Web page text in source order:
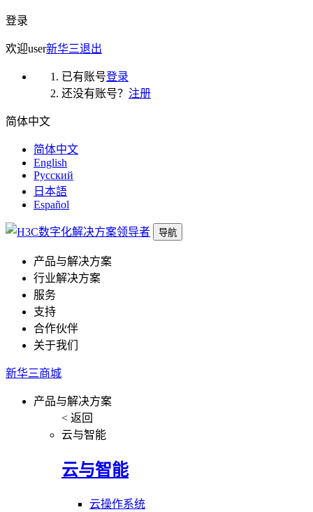
登录
欢迎user新华三退出
已有账号登录
还没有账号？ 注册
简体中文
简体中文
English
Русский
日本語
Español
导航
产品与解决方案
行业解决方案
服务
支持
合作伙伴
关于我们
新华三商城
产品与解决方案
< 返回
云与智能
云与智能
云操作系统